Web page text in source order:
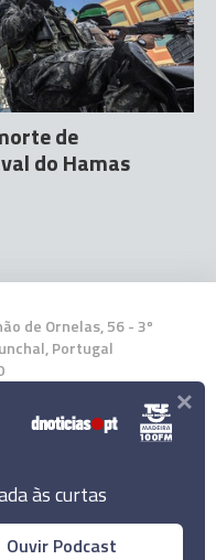
de
do Hamas
de Ornelas, 56 - 3º
Portugal
App
às curtas
Ouvir Podcast
×